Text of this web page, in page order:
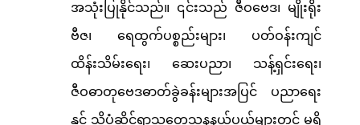
အသုံးပြုနိုင်သည်။ ၎င်းသည် ဇီဝဗေဒ၊ မျိုးရိုး
ဗီဇ၊ ရေထွက်ပစ္စည်းများ၊ ပတ်ဝန်းကျင်
ထိန်းသိမ်းရေး၊ ဆေးပညာ၊ သန့်ရှင်းရေး၊
ဇီဝဓာတုဗေဒဓာတ်ခွဲခန်းများအပြင် ပညာရေး
နှင့် သိပ္ပံဆိုင်ရာသုတေသနနယ်ပယ်များတွင် မရှိ